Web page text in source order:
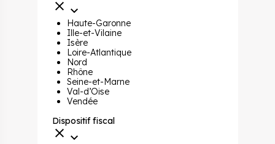
Haute-Garonne
Ille-et-Vilaine
Isère
Loire-Atlantique
Nord
Rhône
Seine-et-Marne
Val-d’Oise
Vendée
Dispositif fiscal